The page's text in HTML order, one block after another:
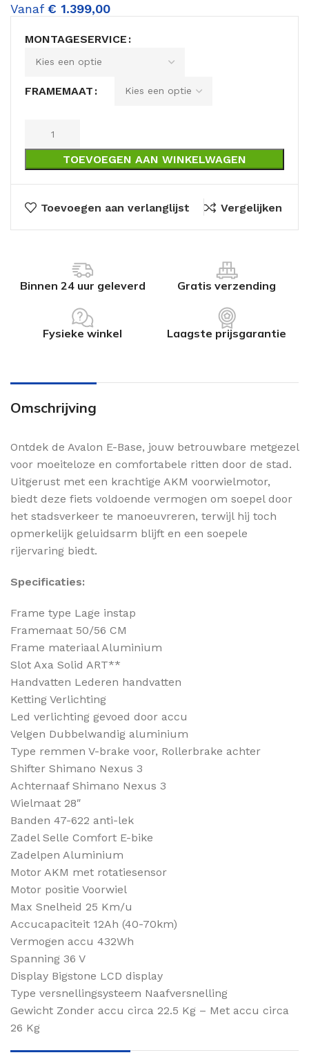
Vanaf € 1.399,00
MONTAGESERVICE
FRAMEMAAT
TOEVOEGEN AAN WINKELWAGEN
Toevoegen aan verlanglijst Vergelijken
Binnen 24 uur geleverd Gratis verzending
Fysieke winkel Laagste prijsgarantie
Omschrijving
Ontdek de Avalon E-Base, jouw betrouwbare metgezel
voor moeiteloze en comfortabele ritten door de stad.
Uitgerust met een krachtige AKM voorwielmotor,
biedt deze fiets voldoende vermogen om soepel door
het stadsverkeer te manoeuvreren, terwijl hij toch
opmerkelijk geluidsarm blijft en een soepele
rijervaring biedt.
Specificaties:
Frame type Lage instap
Framemaat 50/56 CM
Frame materiaal Aluminium
Slot Axa Solid ART**
Handvatten Lederen handvatten
Ketting Verlichting
Led verlichting gevoed door accu
Velgen Dubbelwandig aluminium
Type remmen V-brake voor, Rollerbrake achter
Shifter Shimano Nexus 3
Achternaaf Shimano Nexus 3
Wielmaat 28″
Banden 47-622 anti-lek
Zadel Selle Comfort E-bike
Zadelpen Aluminium
Motor AKM met rotatiesensor
Motor positie Voorwiel
Max Snelheid 25 Km/u
Accucapaciteit 12Ah (40-70km)
Vermogen accu 432Wh
Spanning 36 V
Display Bigstone LCD display
Type versnellingsysteem Naafversnelling
Gewicht Zonder accu circa 22.5 Kg – Met accu circa
26 Kg